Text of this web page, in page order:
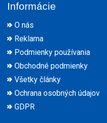
Informácie
O nás
Reklama
Podmienky používania
Obchodné podmienky
Všetky články
Ochrana osobných údajov
GDPR